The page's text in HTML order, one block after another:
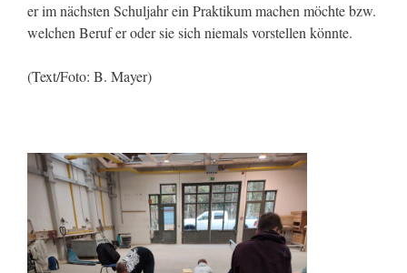
er im nächsten Schuljahr ein Praktikum machen möchte bzw.
welchen Beruf er oder sie sich niemals vorstellen könnte.
(Text/Foto: B. Mayer)